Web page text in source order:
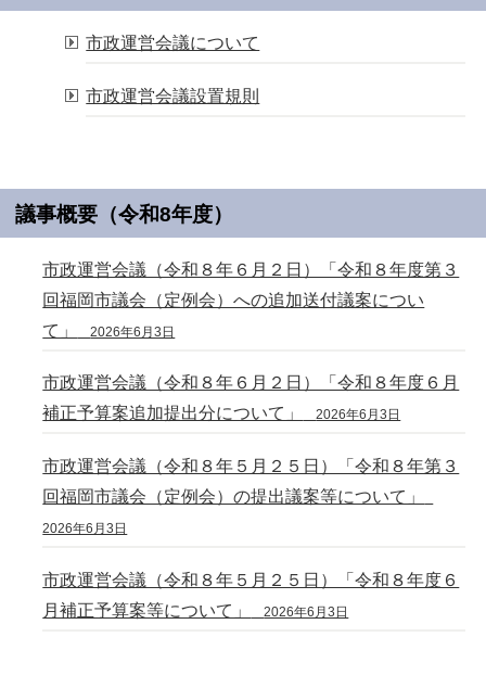
市政運営会議について
市政運営会議設置規則
議事概要（令和8年度）
市政運営会議（令和８年６月２日）「令和８年度第３
回福岡市議会（定例会）への追加送付議案につい
て」
2026年6月3日
市政運営会議（令和８年６月２日）「令和８年度６月
補正予算案追加提出分について」
2026年6月3日
市政運営会議（令和８年５月２５日）「令和８年第３
回福岡市議会（定例会）の提出議案等について」
2026年6月3日
市政運営会議（令和８年５月２５日）「令和８年度６
月補正予算案等について」
2026年6月3日